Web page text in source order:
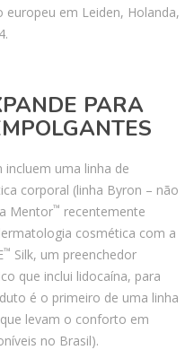
em Leiden, Holanda,
PARA
incluem uma linha de
corporal (linha Byron – não
Mentor™ recentemente
cosmética com a
™ Silk, um preenchedor
que inclui lidocaína, para
é o primeiro de uma linha
levam o conforto em
no Brasil).